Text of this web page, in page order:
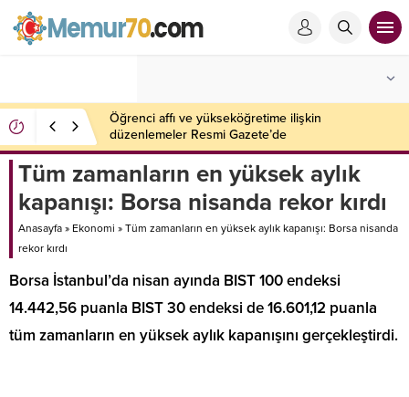
Öğrenci affı ve yükseköğretime ilişkin
düzenlemeler Resmi Gazete’de
Tüm zamanların en yüksek aylık
kapanışı: Borsa nisanda rekor kırdı
Anasayfa » Ekonomi » Tüm zamanların en yüksek aylık kapanışı: Borsa nisanda
rekor kırdı
Borsa İstanbul’da nisan ayında BIST 100 endeksi
14.442,56 puanla BIST 30 endeksi de 16.601,12 puanla
tüm zamanların en yüksek aylık kapanışını gerçekleştirdi.